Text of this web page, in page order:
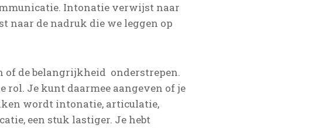
Intonatie verwijst naar
naar de nadruk die we leggen op
of de belangrijkheid onderstrepen.
Je kunt daarmee aangeven of je
wordt intonatie, articulatie,
een stuk lastiger. Je hebt